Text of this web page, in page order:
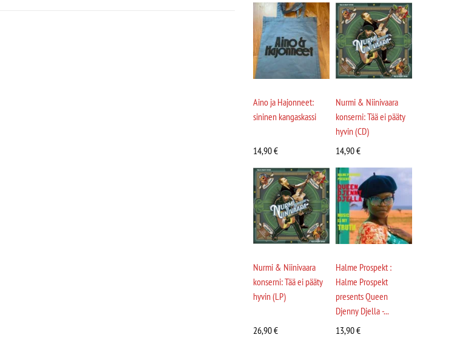
Aino ja Hajonneet:
sininen kangaskassi
14,90€
Nurmi & Niinivaara
konserni: Tää ei pääty
hyvin (CD)
14,90€
Nurmi & Niinivaara
konserni: Tää ei pääty
hyvin (LP)
26,90€
Halme Prospekt :
Halme Prospekt
presents Queen
Djenny Djella -...
13,90€